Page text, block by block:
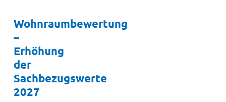
Wohnraumbewertung
–
Erhöhung
der
Sachbezugswerte
2027